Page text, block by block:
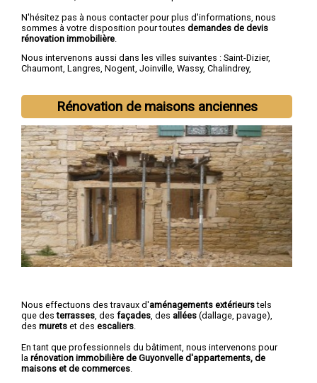
N'hésitez pas à nous contacter pour plus d'informations, nous
sommes à votre disposition pour toutes demandes de devis
rénovation immobilière
Nous intervenons aussi dans les villes suivantes : Saint-Dizier,
Chaumont, Langres, Nogent, Joinville, Wassy, Chalindrey,
Rénovation de maisons anciennes
Nous effectuons des travaux d'aménagements extérieurstels
que desterrasses , des façades , des allées (dallage, pavage),
des murets et des escaliers
En tant que professionnels du bâtiment, nous intervenons pour
la rénovation immobilière de Guyonvelle d'appartements, de
maisons et de commerces